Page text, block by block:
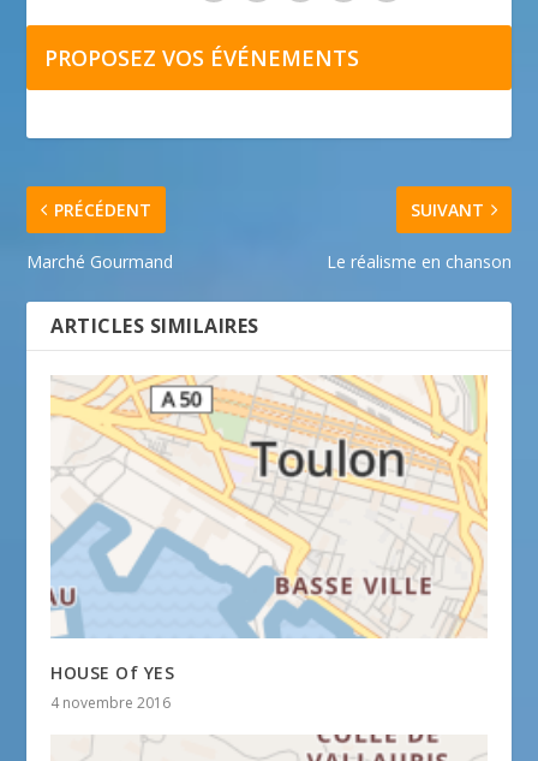
PROPOSEZ VOS ÉVÉNEMENTS
PRÉCÉDENT
Marché Gourmand
SUIVANT
Le réalisme en chanson
ARTICLES SIMILAIRES
HOUSE Of YES
4 novembre 2016